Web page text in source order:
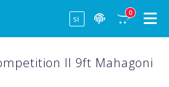
0
II 9ft Mahagoni